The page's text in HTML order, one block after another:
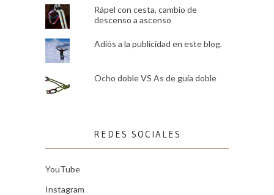
Rápel con cesta, cambio de
descenso a ascenso
Adiós a la publicidad en este blog.
Ocho doble VS As de guía doble
REDES SOCIALES
YouTube
Instagram